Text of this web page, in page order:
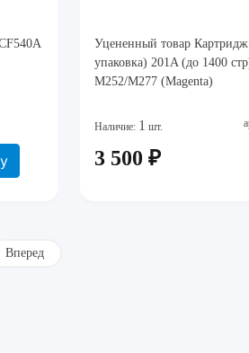
Уцененный товар
упаковка) 201A (до 1400
M252/M277 (Magenta)
Наличие: 1 шт.
3 500 ₽
Вперед